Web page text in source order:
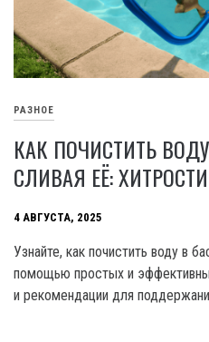
РАЗНОЕ
КАК ПОЧИСТИТЬ
СЛИВАЯ ЕЁ:
4 АВГУСТА, 2025
Узнайте, как почистить воду в
помощью простых и
и рекомендации для